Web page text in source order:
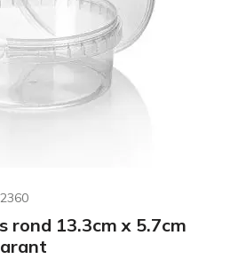
rond 13.3cm x 5.7cm